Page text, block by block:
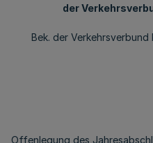
der
Bek. der Verkehrsverbund
Offenlegung des